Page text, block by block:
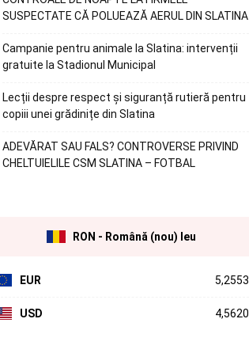
SUSPECTATE CĂ POLUEAZĂ AERUL DIN SLATINA
Campanie pentru animale la Slatina: intervenții
gratuite la Stadionul Municipal
Lecții despre respect și siguranță rutieră pentru
copiii unei grădinițe din Slatina
ADEVĂRAT SAU FALS? CONTROVERSE PRIVIND
CHELTUIELILE CSM SLATINA – FOTBAL
RON - Română (nou) leu
EUR 5,2553
USD 4,5620